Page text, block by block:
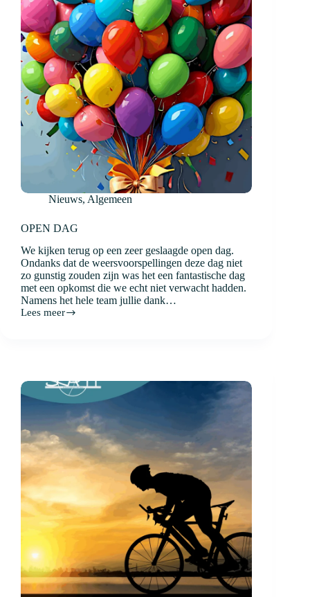
Nieuws, Algemeen
OPEN DAG
We kijken terug op een zeer geslaagde open dag.
Ondanks dat de weersvoorspellingen deze dag niet
zo gunstig zouden zijn was het een fantastische dag
met een opkomst die we echt niet verwacht hadden.
Namens het hele team jullie dank…
Lees meer
OPEN